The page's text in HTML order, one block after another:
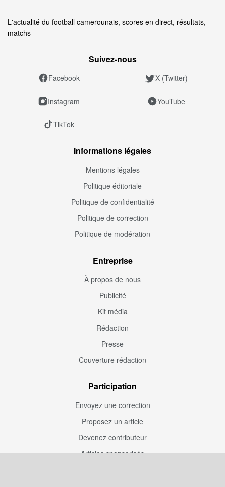
L'actualité du football camerounais, scores en direct, résultats,
matchs
Suivez‑nous
Facebook X (Twitter)
Instagram YouTube
TikTok
Informations légales
Mentions légales
Politique éditoriale
Politique de confidentialité
Politique de correction
Politique de modération
Entreprise
À propos de nous
Publicité
Kit média
Rédaction
Presse
Couverture rédaction
Participation
Envoyez une correction
Proposez un article
Devenez contributeur
Articles sponsorisés